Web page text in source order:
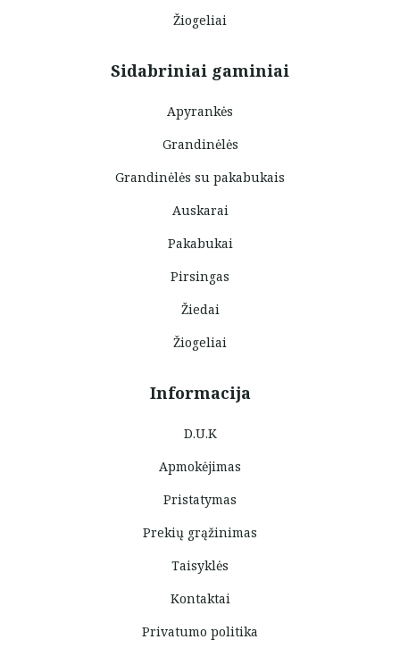
Žiogeliai
Sidabriniai gaminiai
Apyrankės
Grandinėlės
Grandinėlės su pakabukais
Auskarai
Pakabukai
Pirsingas
Žiedai
Žiogeliai
Informacija
D.U.K
Apmokėjimas
Pristatymas
Prekių grąžinimas
Taisyklės
Kontaktai
Privatumo politika